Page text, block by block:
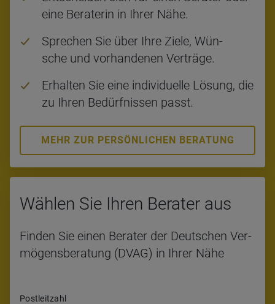
eine Be­ra­te­rin in Ihrer Nähe.
Spre­chen Sie über Ihre Ziele, Wün­
sche und vor­han­de­nen Ver­trä­ge.
Er­hal­ten Sie eine in­di­vi­du­el­le Lö­sung, die
zu Ihren Be­dürf­nis­sen passt.
MEHR ZUR PERSÖNLICHEN BERATUNG
Wäh­len Sie Ihren Bera­ter aus
Fin­den Sie einen Be­ra­ter der Deut­schen Ver­
mö­gens­be­ra­tung (DVAG) in Ihrer Nähe
Postleitzahl